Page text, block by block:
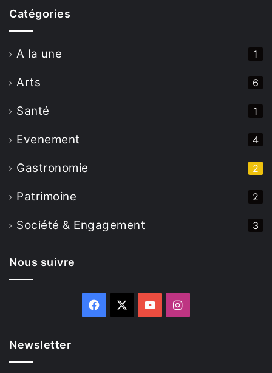
Catégories
A la une 1
Arts 6
Santé 1
Evenement 4
Gastronomie 2
Patrimoine 2
Société & Engagement 3
Nous suivre
Facebook YouTubeInstagram
Newsletter